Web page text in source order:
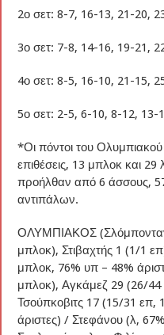
2ο σετ: 8-7, 16-13, 21-20,
3ο σετ: 7-8, 14-16, 19-21,
4ο σετ: 8-5, 16-10, 21-15,
5ο σετ: 2-5, 6-10, 8-12, 13-
*Οι πόντοι του
επιθέσεις, 13 μπλοκ και
προήλθαν από 6 άσσους,
αντιπάλων.
ΟΛΥΜΠΙΑΚΟΣ
μπλοκ), Στιβαχτής 1 (1/1
μπλοκ, 76% υπ – 48%
μπλοκ), Αγκάμεζ 29 (26/
Τσούπκοβιτς 17 (15/31
άριστες) / Στεφάνου (λ,